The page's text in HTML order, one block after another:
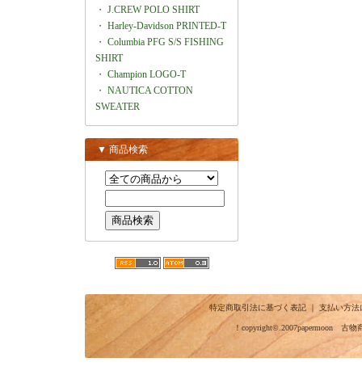
・ J.CREW POLO SHIRT
・ Harley-Davidson PRINTED-T
・ Columbia PFG S/S FISHING
SHIRT
・ Champion LOGO-T
・ NAUTICA COTTON
SWEATER
▼ 商品検索
特定商取引法に基づく表記｜ 支払い方法
！copyright©.2007papermoon 古